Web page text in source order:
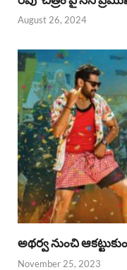
August 26, 2024
అథర్వ నుంచి
November 25, 2023